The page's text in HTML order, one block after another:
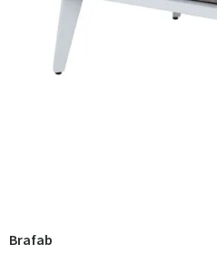
Brafab